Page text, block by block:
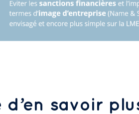
d’en savoir